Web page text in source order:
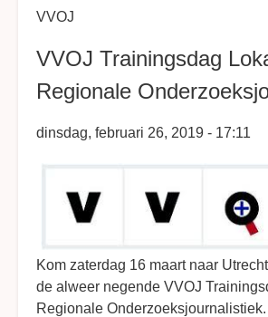
VVOJ
VVOJ Trainingsdag
Regionale
dinsdag, februari 26, 2019 - 17:11
Kom zaterdag 16 maart naar
de alweer negende VVOJ
Regionale